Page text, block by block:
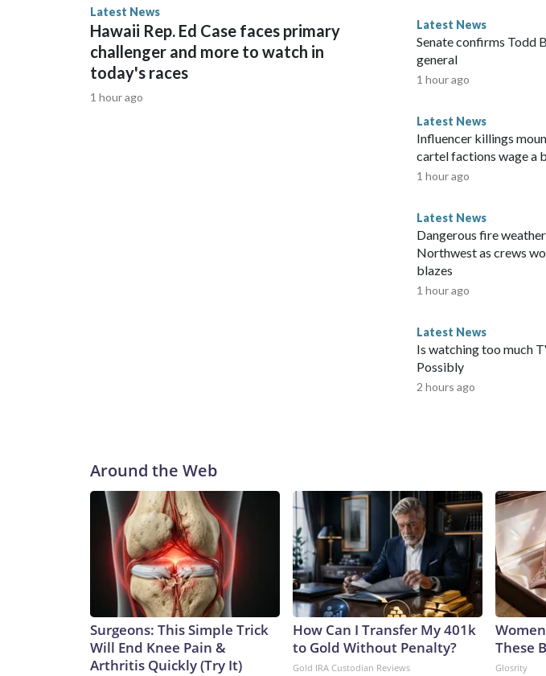
Latest News
Hawaii Rep. Ed Case faces primary
challenger and more to watch in
today's races
1 hour ago
Latest News
Senate confirms Todd
general
1 hour ago
Latest News
Influencer killings
cartel factions wage a
1 hour ago
Latest News
Dangerous fire
Northwest as crews
blazes
1 hour ago
Latest News
Is watching too much
Possibly
2 hours ago
Around the Web
Surgeons: This Simple Trick
Will End Knee Pain &
Arthritis Quickly (Try It)
How Can I Transfer My 401k
to Gold Without Penalty?
Gold IRA Custodian Reviews
These
Glosrity